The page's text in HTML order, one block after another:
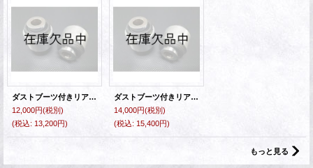
ダストブーツ付きリアピロブッシュ（JZX90&JZX100）
12,000円(税別)
(税込: 13,200円)
ダストブーツ付きリアピロブッシュ（JZX110＆JZS171＆JZS161＆SXE10）
14,000円(税別)
(税込: 15,400円)
もっと見る